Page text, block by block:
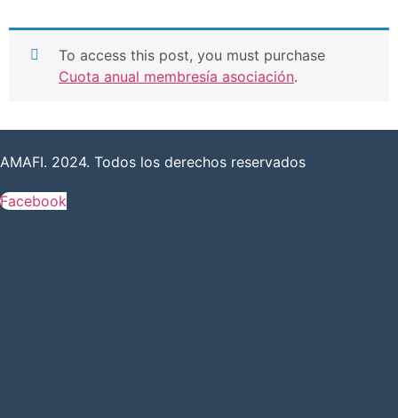
To access this post, you must purchase
Cuota anual membresía asociación.
AMAFI. 2024. Todos los derechos reservados
Facebook